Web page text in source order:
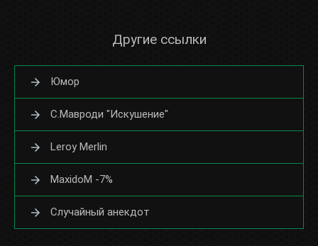
Другие ссылки
Юмор
С.Мавроди "Искушение"
Leroy Merlin
MaxidoM -7%
Случайный анекдот